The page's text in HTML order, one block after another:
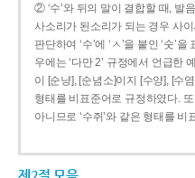
② ‘수’와 뒤의 말이 결합할 때, 발
사소리가 된소리가 되는 경우 사
판단하여 ‘수’에 ‘ㅅ’을 붙인 ‘숫’
우에는 ‘다만 2’ 규정에서 언급한
이 [순냥], [순념소]이지 [수양], [수
형태를 비표준어로 규정하였다.
아니므로 ‘수쥐’와 같은 형태를
제2절 모음